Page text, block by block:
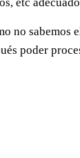
no
poder